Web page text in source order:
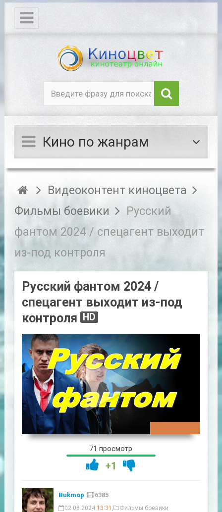
Кино по жанрам
Видеоконтент киноцвета
Фильмы боевики
Русский
фантом 2024 / спецагент выходит
из-под контроля
Русский фантом 2024 /
спецагент выходит из-под
контроля
HD
71 просмотр
+1
Bukmop 6385
02.08.2024 13:31 Фильмы боевики